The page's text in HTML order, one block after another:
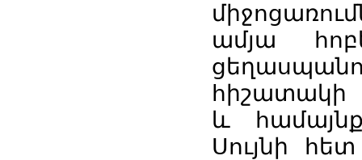
ամյա
հիշատակի
և
Սույնի